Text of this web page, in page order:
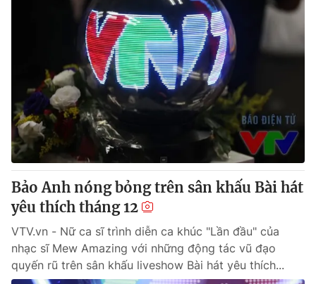
Bảo Anh nóng bỏng trên sân khấu Bài hát
yêu thích tháng 12
VTV.vn - Nữ ca sĩ trình diễn ca khúc "Lần đầu" của
nhạc sĩ Mew Amazing với những động tác vũ đạo
quyến rũ trên sân khấu liveshow Bài hát yêu thích...